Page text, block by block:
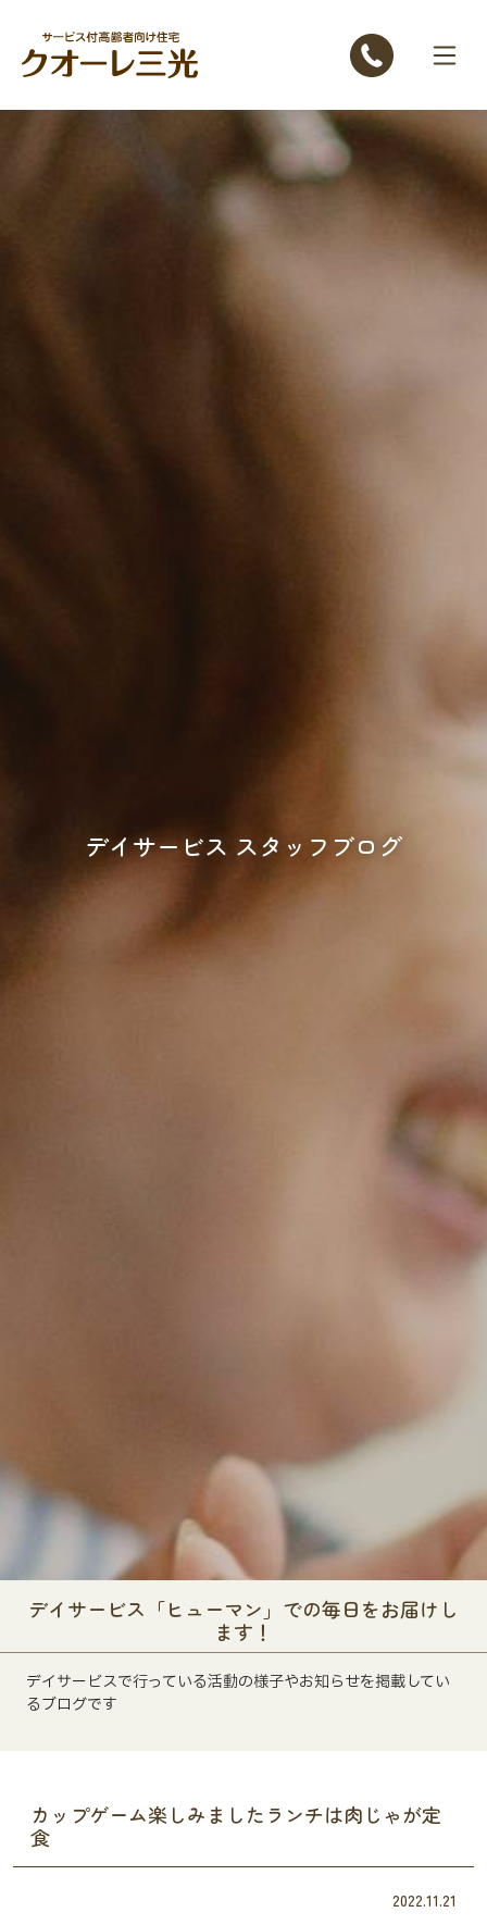
デイサービス スタッフブログ
デイサービス「ヒューマン」での毎日をお届けし
ます！
デイサービスで行っている活動の様子やお知らせを掲載してい
るブログです
カップゲーム楽しみましたランチは肉じゃが定
食
2022.11.21